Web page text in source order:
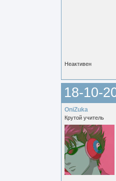
Неактивен
18-10-
OniZuka
Крутой учитель